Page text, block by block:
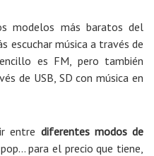
modelos más baratos del
escuchar música a través de
es FM, pero también
de USB, SD con música en
entre diferentes modos de
para el precio que tiene,